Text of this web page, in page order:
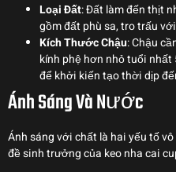
Loại Đất: Đất làm đến thịt
gồm đất phù sa, tro trấu
Kích Thước Chậu: Chậu
kính phệ hơn nhỏ tuổi
để khởi kiến tạo thời dịp
Ánh Sáng Và Nước
Ánh sáng với chất là hai yếu tố
đề sinh trưởng của keo nha cai